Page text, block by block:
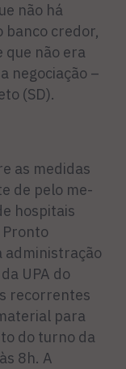
não há
banco credor,
que não era
negociação –
(SD).
as medidas
de pelo me­
hospitais
Pronto
adminis­tração
UPA do
recorren­tes
para
do turno da
8h. A